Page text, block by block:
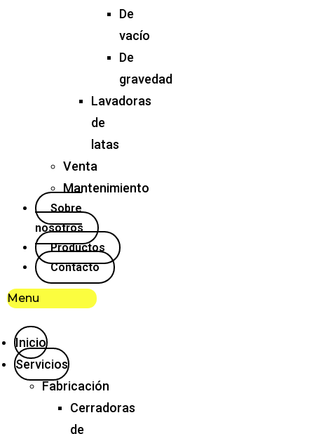
De
vacío
De
gravedad
Lavadoras
de
latas
Venta
Mantenimiento
Sobre
nosotros
Productos
Contacto
Menu
Inicio
Servicios
Fabricación
Cerradoras
de